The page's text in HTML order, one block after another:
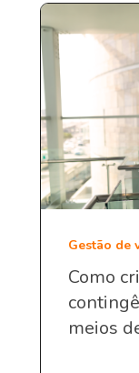
Gestão de
Como
meios